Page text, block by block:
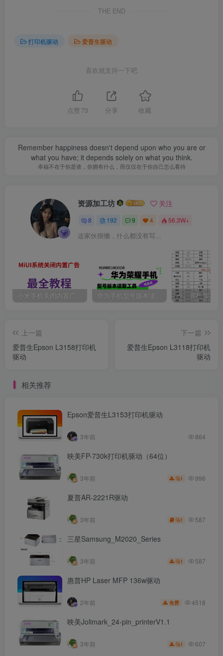
THE END
打印机驱动 爱普生驱动
喜欢就支持一下吧
点赞 73 分享 收藏
Remember happiness doesn't depend upon who you are or
what you have; it depends solely on what you think.
幸福不在于你是谁，你拥有什么，而仅仅在于你自己怎么看待
资源加工坊 关注
8 192 9 4 56.3W+
这家伙很懒，什么都没有写...
小米手机关闭内置广告最全教程。 华为手机型号版本读取工具
上一篇
爱普生Epson L3158打印机
驱动
下一篇
爱普生Epson L3118打印机
驱动
相关推荐
Epson爱普生L3153打印机驱动
3年前 864
映美FP-730k打印机驱动（64位）
3年前 1 996
夏普AR-2221R驱动
3年前 1 587
三星Samsung_M2020_Series
3年前 1 587
惠普HP Laser MFP 136w驱动
2年前 免费 4518
映美Jolimark_24-pin_printerV1.1
3年前 1 607